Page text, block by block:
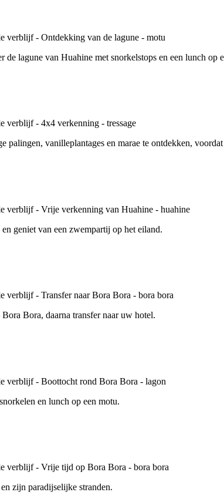
de lagune van Huahine met snorkelstops en een lunch op
palingen, vanilleplantages en marae te ontdekken,
geniet van een zwempartij op het eiland.
Bora, daarna transfer naar uw hotel.
en lunch op een motu.
zijn paradijselijke stranden.